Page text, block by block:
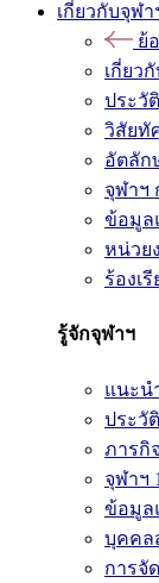
เกี่ยวกับจุฬา
ย้
เกี่ยว
ประวั
วิสัยทั
อัตลัก
จุฬาฯ
ข้อมูล
หน่วย
ร้องเ
รู้จักจุฬาฯ
แนะน
ประวั
ภารกิ
จุฬาฯ
ข้อมูล
บุคคล
การจั